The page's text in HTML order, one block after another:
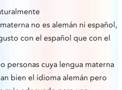
no es alemán ni español,
con el español que con el
personas cuya lengua materna
bien el idioma alemán pero